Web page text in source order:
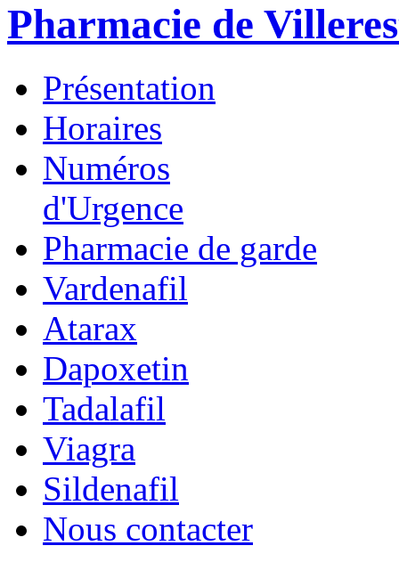
Pharmacie de
Présentation
Horaires
Numéros
d'Urgence
Pharmacie de garde
Vardenafil
Atarax
Dapoxetin
Tadalafil
Viagra
Sildenafil
Nous contacter